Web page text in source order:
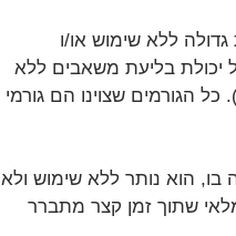
ללא שימוש או/ו
יכולת בליעת משאבים ללא
הגורמים שצוינו הם גורמי
הוא נותר ללא שימוש ולא
שתוך זמן קצר מתברר